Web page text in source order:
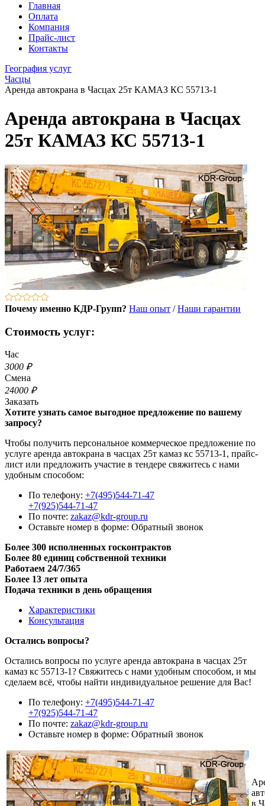
Главная
Оплата
Компания
Прайс-лист
Контакты
География услуг
Часцы
Аренда автокрана в Часцах 25т КАМАЗ КС 55713-1
Аренда автокрана в Часцах
25т КАМАЗ КС 55713-1
Почему именно КДР-Групп? Наш опыт /Наши гарантии
Стоимость услуг:
Час
3000 ₽
Смена
24000 ₽
Заказать
Хотите узнать самое выгодное предложение по вашему
запросу?
Чтобы получить персональное коммерческое предложение по
услуге аренда автокрана в часцах 25т камаз кс 55713-1, прайс-
лист или предложить участие в тендере свяжитесь с нами
удобным способом:
По телефону: +7(495)544-71-47
+7(925)544-71-47
По почте: zakaz@kdr-group.ru
Оставьте номер в форме: Обратный звонок
Более 300 исполненных госконтрактов
Более 80 единиц собственной техники
Работаем 24/7/365
Более 13 лет опыта
Подача техники в день обращения
Характеристики
Консультация
Остались вопросы?
Остались вопросы по услуге аренда автокрана в часцах 25т
камаз кс 55713-1? Свяжитесь с нами удобным способом, и мы
сделаем всё, чтобы найти индивидуальное решение для Вас!
По телефону: +7(495)544-71-47
+7(925)544-71-47
По почте: zakaz@kdr-group.ru
Оставьте номер в форме: Обратный звонок
в